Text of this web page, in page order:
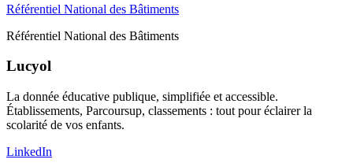
Référentiel National des Bâtiments
Référentiel National des Bâtiments
Lucyol
La donnée éducative publique, simplifiée et accessible.
Établissements, Parcoursup, classements : tout pour éclairer la
scolarité de vos enfants.
LinkedIn